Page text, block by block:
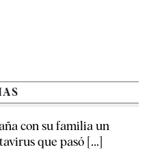
con su familia un
que pasó [...]